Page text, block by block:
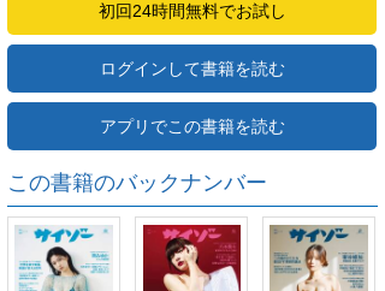
初回24時間無料でお試し
ログインして書籍を読む
アプリでこの書籍を読む
この書籍のバックナンバー